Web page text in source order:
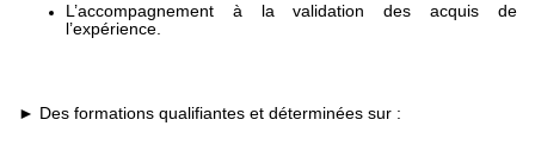
L’accompagnement à la validation des acquis de
l’expérience.
► Des formations qualifiantes et déterminées sur :